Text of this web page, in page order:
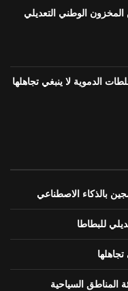
61% من المخزون الوطني التعديلي